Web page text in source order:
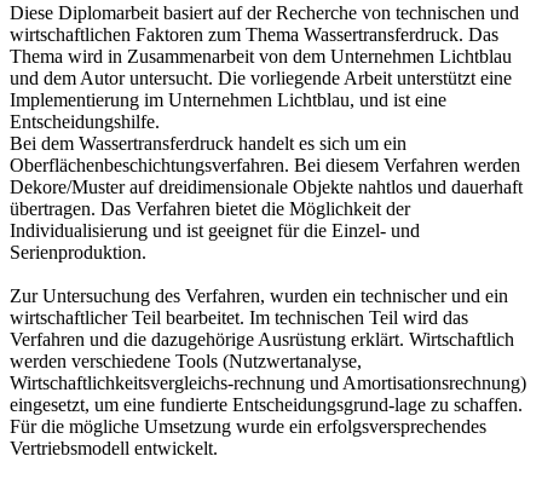
Diese Diplomarbeit basiert auf der Recherche von technischen und
wirtschaftlichen Faktoren zum Thema Wassertransferdruck. Das
Thema wird in Zusammenarbeit von dem Unternehmen Lichtblau
und dem Autor untersucht. Die vorliegende Arbeit unterstützt eine
Implementierung im Unternehmen Lichtblau, und ist eine
Entscheidungshilfe.
Bei dem Wassertransferdruck handelt es sich um ein
Oberflächenbeschichtungsverfahren. Bei diesem Verfahren werden
Dekore/Muster auf dreidimensionale Objekte nahtlos und dauerhaft
übertragen. Das Verfahren bietet die Möglichkeit der
Individualisierung und ist geeignet für die Einzel- und
Serienproduktion.
Zur Untersuchung des Verfahren, wurden ein technischer und ein
wirtschaftlicher Teil bearbeitet. Im technischen Teil wird das
Verfahren und die dazugehörige Ausrüstung erklärt. Wirtschaftlich
werden verschiedene Tools (Nutzwertanalyse,
Wirtschaftlichkeitsvergleichs-rechnung und Amortisationsrechnung)
eingesetzt, um eine fundierte Entscheidungsgrund-lage zu schaffen.
Für die mögliche Umsetzung wurde ein erfolgsversprechendes
Vertriebsmodell entwickelt.